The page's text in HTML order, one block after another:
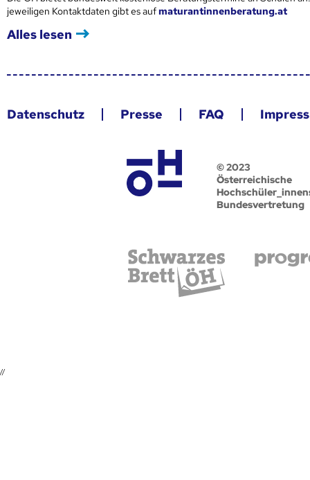
jeweiligen Kontaktdaten gibt es aufmaturantinnenberatung.at
Alles lesen
Datenschutz Presse FAQ
© 2023
Österreichische
Bundesvertretung
//